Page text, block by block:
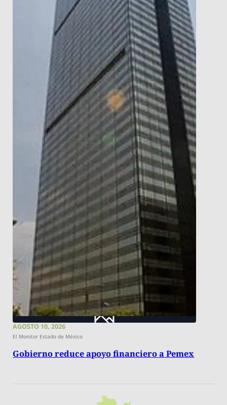
AGOSTO 10, 2026
El Monitor Estado de México
Gobierno reduce apoyo financiero a Pemex